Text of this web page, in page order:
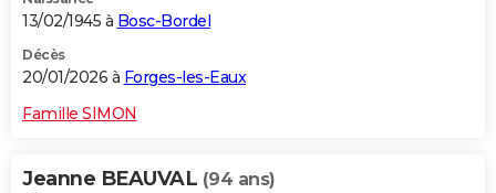
13/02/1945 à Bosc-Bordel
Décès
20/01/2026 à Forges-les-Eaux
Famille SIMON
Jeanne BEAUVAL (94 ans)